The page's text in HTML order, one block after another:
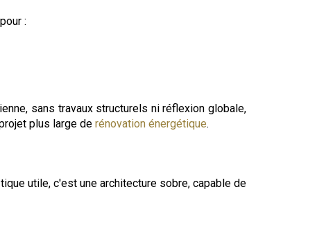
:
sans travaux structurels ni réflexion globale,
plus large de rénovation énergétique.
utile, c'est une architecture sobre, capable de